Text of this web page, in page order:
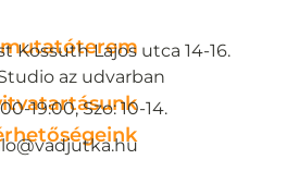
Kossuth Lajos utca 14-16.
az udvarban
19:00, Szo: 10-14.